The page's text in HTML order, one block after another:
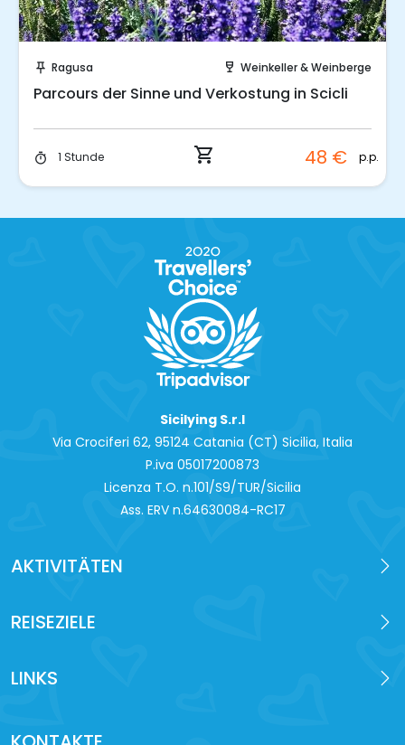
push_pin Ragusa wine_bar Weinkeller & Weinberge
Parcours der Sinne und Verkostung in Scicli
timer 1 Stunde shopping_cart 48 € p.p.
Sicilying S.r.l
Via Crociferi 62, 95124 Catania (CT) Sicilia, Italia
P.iva 0‍5017200873
Licenza T.O. n.101/S9/TUR/Sicilia
Ass. ERV n.64630084-RC17
AKTIVITÄTEN
REISEZIELE
LINKS